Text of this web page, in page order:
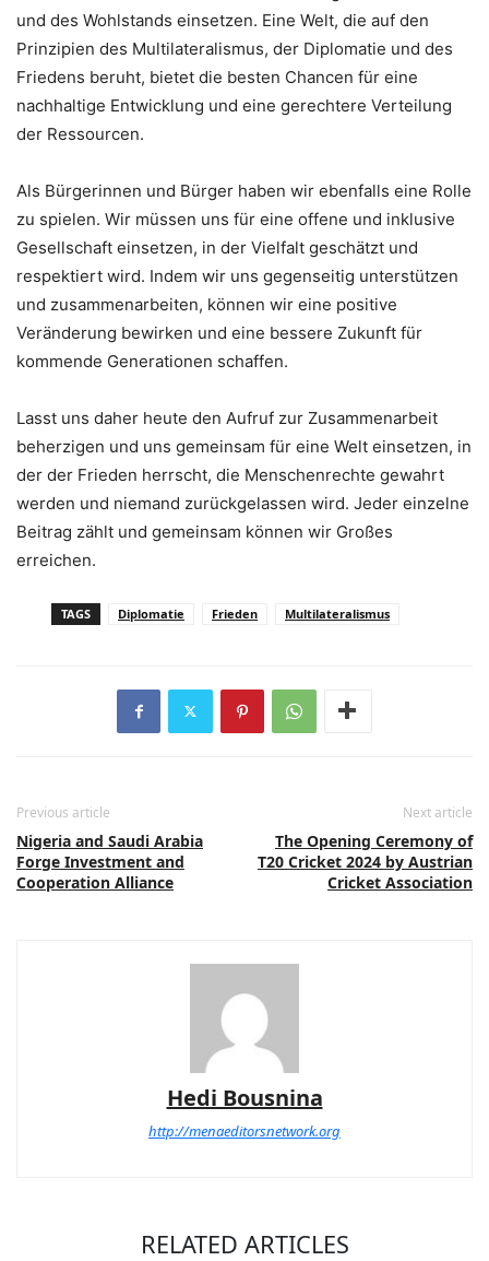
und des Wohlstands einsetzen. Eine Welt, die auf den
Prinzipien des Multilateralismus, der Diplomatie und des
Friedens beruht, bietet die besten Chancen für eine
nachhaltige Entwicklung und eine gerechtere Verteilung
der Ressourcen.
Als Bürgerinnen und Bürger haben wir ebenfalls eine Rolle
zu spielen. Wir müssen uns für eine offene und inklusive
Gesellschaft einsetzen, in der Vielfalt geschätzt und
respektiert wird. Indem wir uns gegenseitig unterstützen
und zusammenarbeiten, können wir eine positive
Veränderung bewirken und eine bessere Zukunft für
kommende Generationen schaffen.
Lasst uns daher heute den Aufruf zur Zusammenarbeit
beherzigen und uns gemeinsam für eine Welt einsetzen, in
der der Frieden herrscht, die Menschenrechte gewahrt
werden und niemand zurückgelassen wird. Jeder einzelne
Beitrag zählt und gemeinsam können wir Großes
erreichen.
TAGS Diplomatie Frieden Multilateralismus
Previous article
Nigeria and Saudi Arabia
Forge Investment and
Cooperation Alliance
Next article
The Opening Ceremony of
T20 Cricket 2024 by Austrian
Cricket Association
Hedi Bousnina
http://menaeditorsnetwork.org
RELATED ARTICLES